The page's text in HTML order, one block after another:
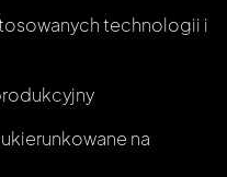
technologii i
na